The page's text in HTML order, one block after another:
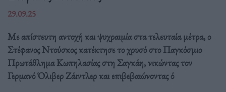
29.09.25
Με απίστευτη αντοχή και ψυχραιμία στα τελευταία μέτρα, ο
Στέφανος Ντούσκος κατέκτησε το χρυσό στο Παγκόσμιο
Πρωτάθλημα Κωπηλασίας στη Σαγκάη, νικώντας τον
Γερμανό Όλιβερ Ζάιντλερ και επιβεβαιώνοντας ό